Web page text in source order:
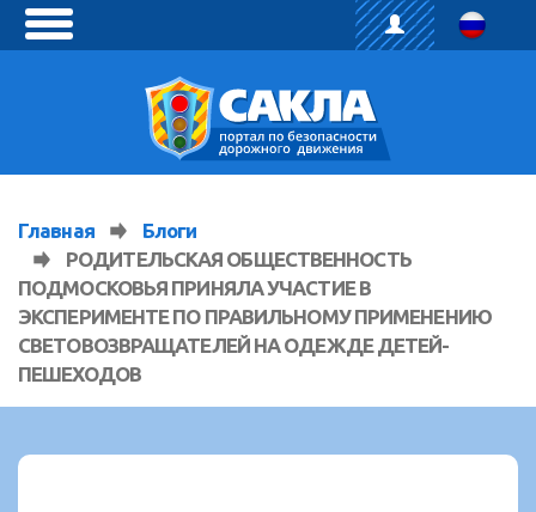
toggle
Главная
Блоги
РОДИТЕЛЬСКАЯ ОБЩЕСТВЕННОСТЬ
ПОДМОСКОВЬЯ ПРИНЯЛА УЧАСТИЕ В
ЭКСПЕРИМЕНТЕ ПО ПРАВИЛЬНОМУ ПРИМЕНЕНИЮ
СВЕТОВОЗВРАЩАТЕЛЕЙ НА ОДЕЖДЕ ДЕТЕЙ-
ПЕШЕХОДОВ